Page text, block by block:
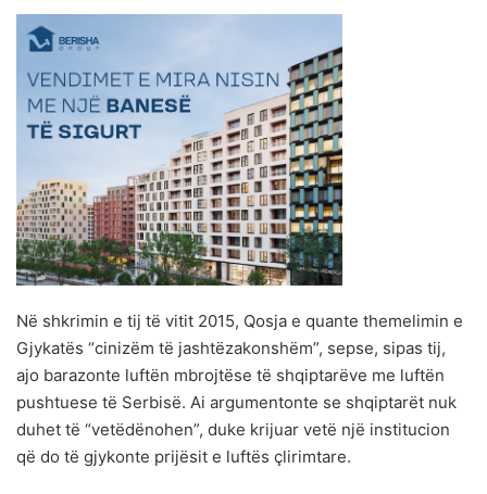
Në shkrimin e tij të vitit 2015, Qosja e quante themelimin e
Gjykatës “cinizëm të jashtëzakonshëm”, sepse, sipas tij,
ajo barazonte luftën mbrojtëse të shqiptarëve me luftën
pushtuese të Serbisë. Ai argumentonte se shqiptarët nuk
duhet të “vetëdënohen”, duke krijuar vetë një institucion
që do të gjykonte prijësit e luftës çlirimtare.